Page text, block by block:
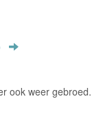
ook weer gebroed.